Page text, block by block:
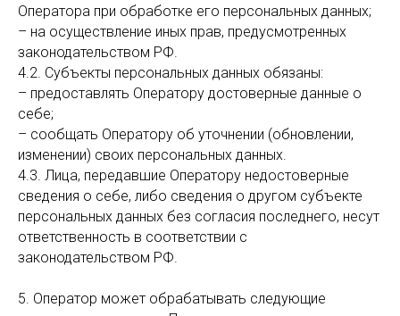
Оператора при обработке его персональных данных;
– на осуществление иных прав, предусмотренных
законодательством РФ.
4.2. Субъекты персональных данных обязаны:
– предоставлять Оператору достоверные данные о
себе;
– сообщать Оператору об уточнении (обновлении,
изменении) своих персональных данных.
4.3. Лица, передавшие Оператору недостоверные
сведения о себе, либо сведения о другом субъекте
персональных данных без согласия последнего, несут
ответственность в соответствии с
законодательством РФ.
5. Оператор может обрабатывать следующие